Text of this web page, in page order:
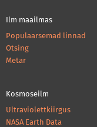
Ilm maailmas
Populaarsemad linnad
Otsing
Metar
Kosmoseilm
Ultraviolettkiirgus
NASA Earth Data